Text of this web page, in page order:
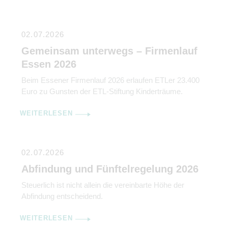
02.07.2026
Gemeinsam unterwegs – Firmenlauf
Essen 2026
Beim Essener Firmenlauf 2026 erlaufen ETLer 23.400
Euro zu Gunsten der ETL-Stiftung Kinderträume.
WEITERLESEN
02.07.2026
Abfindung und Fünftelregelung 2026
Steuerlich ist nicht allein die vereinbarte Höhe der
Abfindung entscheidend.
WEITERLESEN